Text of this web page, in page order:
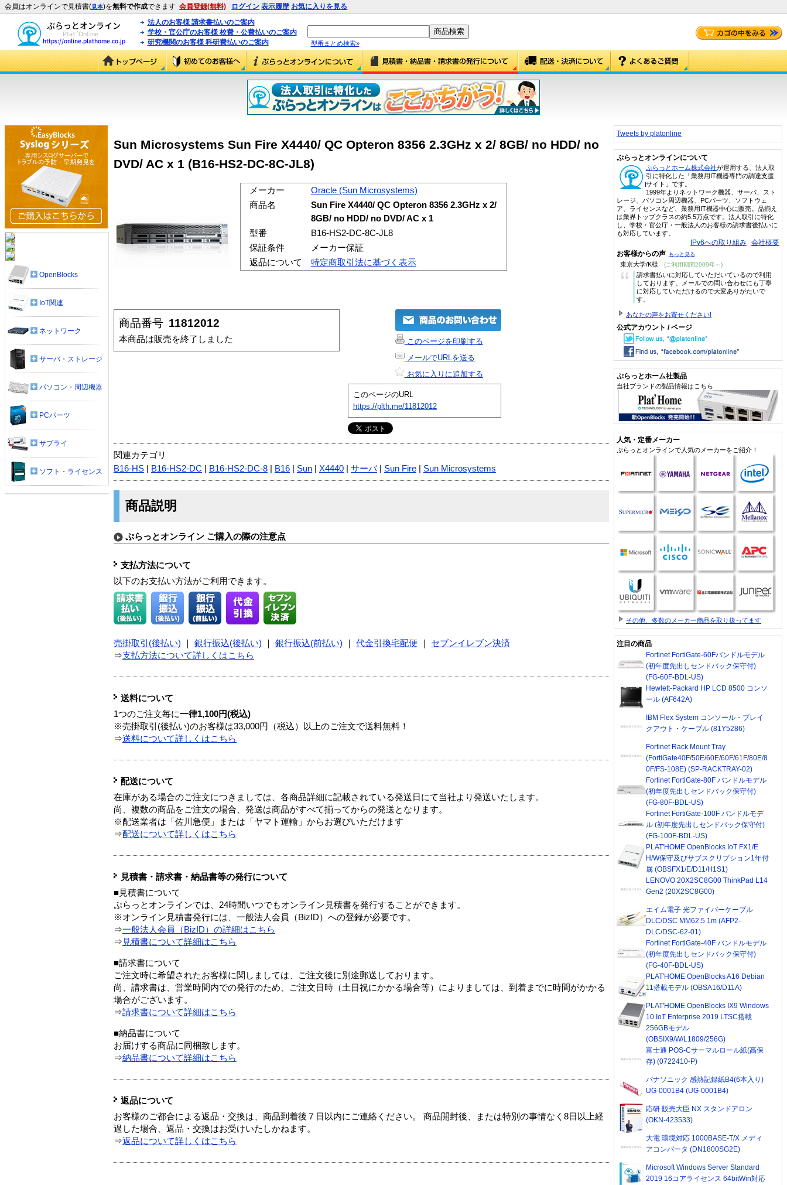
会員はオンラインで見積書(見本)を無料で作成できます 会員登録(無料) ログイン 表示履歴 お気に入りを見る
法人のお客様 請求書払いのご案内
学校・官公庁のお客様 校費・公費払いのご案内
研究機関のお客様 科研費払いのご案内
型番まとめ検索»
Sun Microsystems Sun Fire X4440/ QC Opteron 8356 2.3GHz x 2/ 8GB/ no HDD/ no
DVD/ AC x 1 (B16-HS2-DC-8C-JL8)
メーカー
Oracle (Sun Microsystems)
商品名
Sun Fire X4440/ QC Opteron 8356 2.3GHz x 2/
8GB/ no HDD/ no DVD/ AC x 1
型番
B16-HS2-DC-8C-JL8
保証条件
メーカー保証
返品について
特定商取引法に基づく表示
商品番号 11812012
本商品は販売を終了しました
このページを印刷する
メールでURLを送る
お気に入りに追加する
このページのURL
https://plth.me/11812012
関連カテゴリ
B16-HS
B16-HS2-DC B16-HS2-DC-8 B16 Sun X4440 サーバ| Sun Fire Sun Microsystems
商品説明
ぷらっとオンライン ご購入の際の注意点
支払方法について
以下のお支払い方法がご利用できます。
売掛取引(後払い) 銀行振込(後払い) 銀行振込(前払い) 代金引換宅配便
セブンイレブン決済
⇒支払方法について詳しくはこちら
送料について
1つのご注文毎に一律1,100円(税込)
※売掛取引(後払い)のお客様は33,000円（税込）以上のご注文で送料無料！
⇒送料について詳しくはこちら
配送について
在庫がある場合のご注文につきましては、各商品詳細に記載されている発送日にて当社より発送いたします。
尚、複数の商品をご注文の場合、発送は商品がすべて揃ってからの発送となります。
※配送業者は「佐川急便」または「ヤマト運輸」からお選びいただけます
⇒配送について詳しくはこちら
見積書・請求書・納品書等の発行について
■見積書について
ぷらっとオンラインでは、24時間いつでもオンライン見積書を発行することができます。
※オンライン見積書発行には、一般法人会員（BizID）への登録が必要です。
⇒一般法人会員（BizID）の詳細はこちら
⇒ 見積書について詳細はこちら
■請求書について
ご注文時に希望されたお客様に関しましては、ご注文後に別途郵送しております。
尚、請求書は、営業時間内での発行のため、ご注文日時（土日祝にかかる場合等）によりましては、到着までに時間がかかる
場合がございます。
⇒請求書について詳細はこちら
■納品書について
お届けする商品に同梱致します。
⇒納品書について詳細はこちら
返品について
お客様のご都合による返品・交換は、商品到着後７日以内にご連絡ください。 商品開封後、または特別の事情なく8日以上経
過した場合、返品・交換はお受けいたしかねます。
⇒返品について詳しくはこちら
OpenBlocks
IoT関連
ネットワーク
サーバ・ストレージ
パソコン・周辺機器
PCパーツ
サプライ
ソフト・ライセンス
Tweets by platonline
ぷらっとオンラインについて
ぷらっとホーム株式会社が運用する、法人取
引に特化した「業務用IT機器専門の調達支援
サイト」です。
1999年よりネットワーク機器、サーバ、スト
レージ、パソコン周辺機器、PCパーツ、ソフトウェ
ア、ライセンスなど、業務用IT機器中心に販売。品揃え
は業界トップクラスの約5.5万点です。法人取引に特化
し、学校・官公庁・一般法人のお客様の請求書後払いに
も対応しています。
IPv6への取り組み 会社概要
お客様からの声 もっと見る
東京大学/K様 (ご利用期間2009年～)
“
請求書払いに対応していただいているので利用
しております。メールでの問い合わせにも丁寧
に対応していただけるので大変ありがたいで
す。
あなたの声をお寄せください!
公式アカウント / ページ
ぷらっとホーム社製品
当社ブランドの製品情報はこちら
人気・定番メーカー
ぷらっとオンラインで人気のメーカーをご紹介！
その他、多数のメーカー商品を取り扱ってます
注目の商品
Fortinet FortiGate-60Fバンドルモデル
(初年度先出しセンドバック保守付)
(FG-60F-BDL-US)
Hewlett-Packard HP LCD 8500 コンソ
ール (AF642A)
IBM Flex System コンソール・ブレイ
クアウト・ケーブル (81Y5286)
Fortinet Rack Mount Tray
(FortiGate40F/50E/60E/60F/61F/80E/8
0F/FS-108E) (SP-RACKTRAY-02)
Fortinet FortiGate-80F バンドルモデル
(初年度先出しセンドバック保守付)
(FG-80F-BDL-US)
Fortinet FortiGate-100F バンドルモデ
ル (初年度先出しセンドバック保守付)
(FG-100F-BDL-US)
PLAT'HOME OpenBlocks IoT FX1/E
H/W保守及びサブスクリプション1年付
属 (OBSFX1/E/D11/H1S1)
LENOVO 20X2SC8G00 ThinkPad L14
Gen2 (20X2SC8G00)
エイム電子 光ファイバーケーブル
DLC/DSC MM62.5 1m (AFP2-
DLC/DSC-62-01)
Fortinet FortiGate-40F バンドルモデル
(初年度先出しセンドバック保守付)
(FG-40F-BDL-US)
PLAT'HOME OpenBlocks A16 Debian
11搭載モデル (OBSA16/D11A)
PLAT'HOME OpenBlocks IX9 Windows
10 IoT Enterprise 2019 LTSC搭載
256GBモデル
(OBSIX9/W/L1809/256G)
富士通 POS-Cサーマルロール紙(高保
存) (0722410-P)
パナソニック 感熱記録紙B4(6本入り)
UG-0001B4 (UG-0001B4)
応研 販売大臣 NX スタンドアロン
(OKN-423533)
大電 環境対応 1000BASE-T/X メディ
アコンバータ (DN1800SG2E)
Microsoft Windows Server Standard
2019 16コアライセンス 64bitWin対応